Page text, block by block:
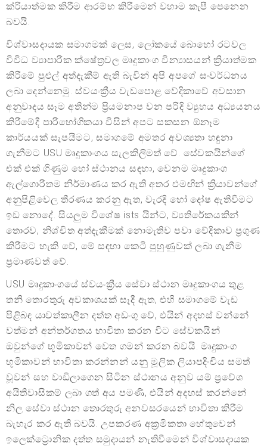
ක්රියාත්මක කිරීම ආරම්භ කිරීමෙන් වහාම කැපී පෙනෙන
බවයි.
විශ්වාසදායක සමාගමක් ලෙස, ලෝකයේ බොහෝ රටවල
විවිධ ව්‍යාපාරික ක්ෂේත්‍රවල මෘදුකාංග වින්‍යාසයන් ක්‍රියාත්මක
කිරීමේ පුළුල් අත්දැකීම් ඇති බැවින් අපි අපගේ සංවර්ධනය
ලබා දෙන්නෙමු. ස්වයංක්‍රීය වැඩපොළ වේදිකාවේ අවසාන
අනුවාදය සෑම අතින්ම ප්‍රියමනාප වන පරිදි ව්‍යුහය අධ්‍යයනය
කිරීමේදී පාරිභෝගිකයා විසින් අපට සකසන ඕනෑම
කාර්යයක් සැපයීමට, සමාගමේ අමතර අවශ්‍යතා හඳුනා
ගැනීමට USU මෘදුකාංගය සැලකිලිමත් වේ. සේවකයින්ගේ
එක් එක් ගිණුම හෝ ස්ථානය සඳහා, වෙනම මෘදුකාංග
ඇල්ගොරිතම නිර්මාණය කර ඇති අතර එමඟින් ක්‍රියාවන්ගේ
අනුපිළිවෙල තීරණය කරනු ඇත, වැරදි හෝ දෝෂ ඇතිවීමට
ඉඩ නොදේ. සියලුම විශේෂ ists යින්ට, ව්‍යතිරේකයකින්
තොරව, නිශ්චිත අත්දැකීමක් නොමැතිව පවා වේදිකාව ප්‍රගුණ
කිරීමට හැකි වේ, මේ සඳහා කෙටි පුහුණුවක් ලබා ගැනීම
ප්‍රමාණවත් වේ.
USU මෘදුකාංගයේ ස්වයංක්‍රීය සේවා ස්ථාන මෘදුකාංගය තුළ
තනි තොරතුරු අවකාශයක් සෑදී ඇත, එහි සමාගමේ වැඩ
පිළිබඳ යාවත්කාලීන දත්ත අඩංගු වේ, එයින් අදහස් වන්නේ
වත්මන් අන්තර්ගතය භාවිතා කරන විට සේවකයින්
ඔවුන්ගේ භූමිකාවන් වෙත ගමන් කරන බවයි. මෘදුකාංග
භූමිකාවන් භාවිතා කරන්නන් යනු මූලික ලියාපදිංචිය සමත්
වූවන් සහ වාඩිලාගෙන සිටින ස්ථානය අනුව යම් ප්‍රවේශ
අයිතිවාසිකම් ලබා ගත් අය පමණි, එයින් අදහස් කරන්නේ
නිල සේවා ස්ථාන තොරතුරු අනවසරයෙන් භාවිතා කිරීම
බැහැර කර ඇති බවයි. උපකරණ අක්‍රමිකතා හේතුවෙන්
ඉලෙක්ට්‍රොනික දත්ත සමුදායන් නැතිවීමෙන් විශ්වාසදායක